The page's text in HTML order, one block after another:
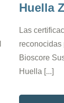
Huella
Las
reconocidas
Bioscore
Huella [...]